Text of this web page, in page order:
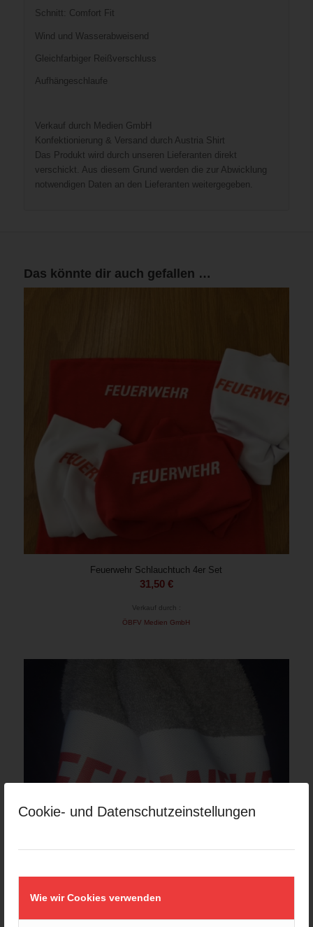
Cookie- und Datenschutzeinstellungen
Wie wir Cookies verwenden
Schnitt: Comfort Fit
Wind und Wasserabweisend
Gleichfarbiger Reißverschluss
Aufhängeschlaufe
Verkauf durch Medien GmbH
Konfektionierung & Versand durch Austria Shirt
Das Produkt wird durch unseren Lieferanten direkt
verschickt. Aus diesem Grund werden die zur Abwicklung
notwendigen Daten an den Lieferanten weitergegeben.
Das könnte dir auch gefallen …
Feuerwehr Schlauchtuch 4er Set
31,50 €
Verkauf durch :
ÖBFV Medien GmbH